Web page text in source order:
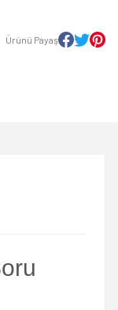
Ürünü Payaş